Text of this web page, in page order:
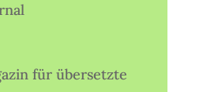
für übersetzte